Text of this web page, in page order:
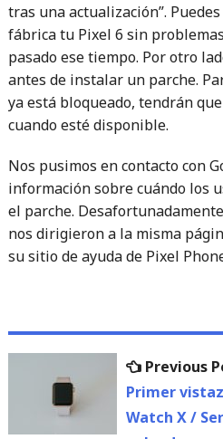
tras una actualización”.
fábrica tu Pixel 6 sin
pasado ese tiempo. Por otro
antes de instalar un parche.
ya está bloqueado, tendrán
cuando esté disponible.
Nos pusimos en contacto con
información sobre cuándo los
el parche.
nos dirigieron a la misma
su sitio de ayuda de Pixel
NavegaciónPrevious
Primer
Watch X /